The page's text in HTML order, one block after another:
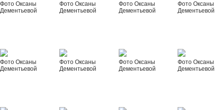
Фото Оксаны
Дементьевой
Фото Оксаны
Дементьевой
Фото Оксаны
Дементьевой
Фото Оксаны
Дементьевой
Фото Оксаны
Дементьевой
Фото Оксаны
Дементьевой
Фото Оксаны
Дементьевой
Фото Оксаны
Дементьевой